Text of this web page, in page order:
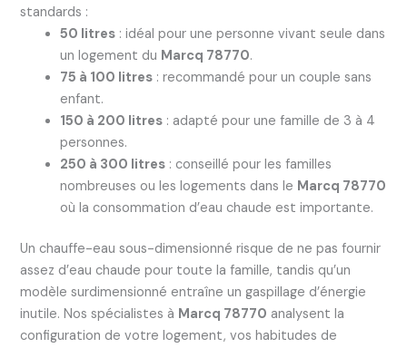
standards :
50 litres: idéal pour une personne vivant seule dans
un logement du Marcq 78770.
75 à 100 litres: recommandé pour un couple sans
enfant.
150 à 200 litres: adapté pour une famille de 3 à 4
personnes.
250 à 300 litres: conseillé pour les familles
nombreuses ou les logements dans le Marcq 78770
où la consommation d’eau chaude est importante.
Un chauffe-eau sous-dimensionné risque de ne pas fournir
assez d’eau chaude pour toute la famille, tandis qu’un
modèle surdimensionné entraîne un gaspillage d’énergie
inutile. Nos spécialistes à Marcq 78770 analysent la
configuration de votre logement, vos habitudes de